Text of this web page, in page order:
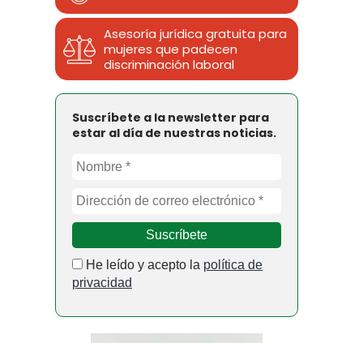
Asesoría jurídica gratuita para
mujeres que padecen
discriminación laboral
Suscríbete a la newsletter para
estar al día de nuestras noticias.
He leído y acepto la política de
privacidad